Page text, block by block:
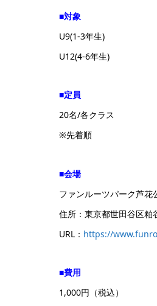
■対象
U9(1-3年生)
U12(4-6年生)
■定員
20名/各クラス
※先着順
■会場
ファンルーツパーク芦花
住所：東京都世田谷区粕
URL： https://
■費用
1,000円（税込）